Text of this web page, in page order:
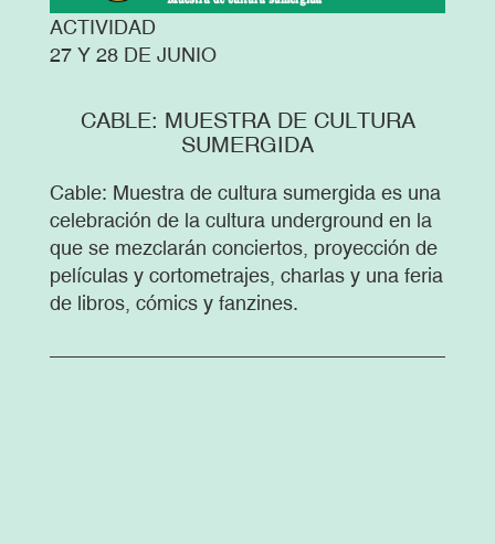
ACTIVIDAD
27 Y 28 DE JUNIO
CABLE: MUESTRA DE CULTURA
SUMERGIDA
Cable: Muestra de cultura sumergida es una
celebración de la cultura underground en la
que se mezclarán conciertos, proyección de
películas y cortometrajes, charlas y una feria
de libros, cómics y fanzines.